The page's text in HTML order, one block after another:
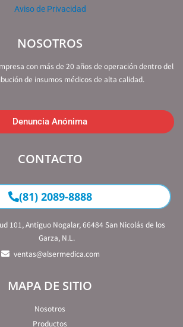
Aviso de Privacidad
NOSOTROS
con más de 20 años de operación dentro del
de insumos médicos de alta calidad.
Denuncia Anónima
CONTACTO
(81) 2089-8888
101, Antiguo Nogalar, 66484 San Nicolás de los
Garza, N.L.
ventas@alsermedica.com
MAPA DE SITIO
Nosotros
Productos